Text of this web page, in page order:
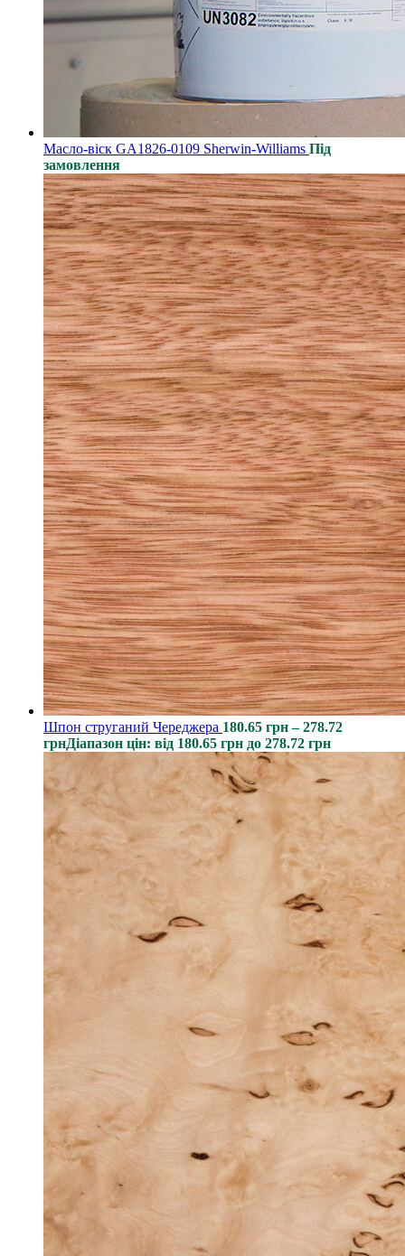
Масло-віск GA1826-0109 Sherwin-Williams Під
замовлення
Шпон струганий Череджера 180.65 грн – 278.72
грнДіапазон цін: від 180.65 грн до 278.72 грн